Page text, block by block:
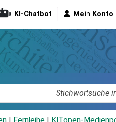
KI-Chatbot Mein Konto
Fernleihe KITopen-